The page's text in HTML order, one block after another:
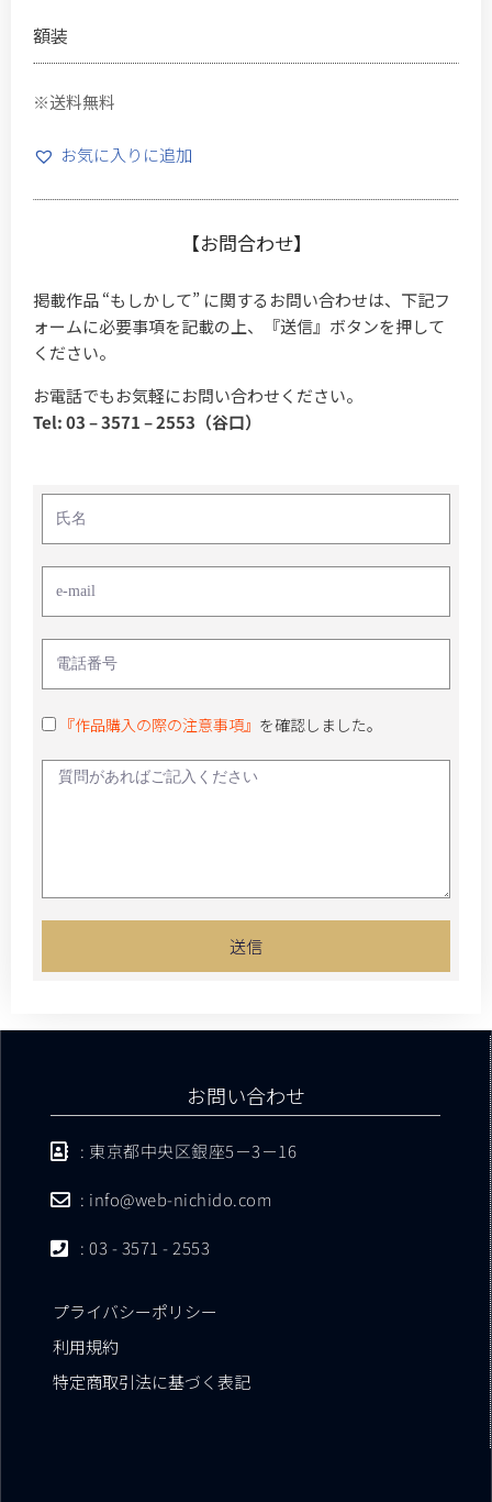
額装
※送料無料
お気に入りに追加
【お問合わせ】
掲載作品 “もしかして” に関するお問い合わせは、下記フ
ォームに必要事項を記載の上、『送信』ボタンを押して
ください。
お電話でもお気軽にお問い合わせください。
Tel: 03 – 3571 – 2553（谷口）
『作品購入の際の注意事項』 を確認しました。
送信
お問い合わせ
: 東京都中央区銀座5－3－16
: info@web-nichido.com
: 03 - 3571 - 2553
プライバシーポリシー
利用規約
特定商取引法に基づく表記